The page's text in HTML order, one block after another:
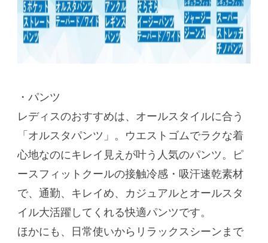
・パンツ
レディスのおすすめは、オールスタイルに合う
「オルスタパンツ」。ウエストゴムでラクな着
心地なのにキレイ見えが叶う人気のパンツ。ピ
ースフィットクールの接触冷感・吸汗速乾素材
で、通勤、キレイめ、カジュアルとオールスタ
イル大活躍してくれる快適パンツです。
ほかにも、日常使いからリラックスシーンまで